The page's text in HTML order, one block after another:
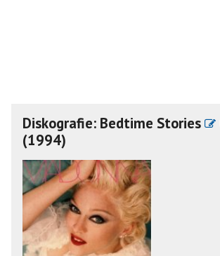
Diskografie: Bedtime Stories
(1994)